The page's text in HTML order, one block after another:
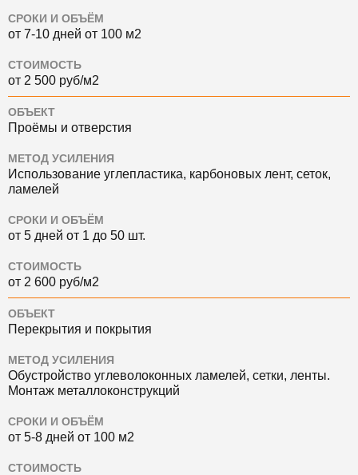
СРОКИ И ОБЪЁМ
от 7-10 дней от 100 м2
СТОИМОСТЬ
от 2 500 руб/м2
ОБЪЕКТ
Проёмы и отверстия
МЕТОД УСИЛЕНИЯ
Использование углепластика, карбоновых лент, сеток,
ламелей
СРОКИ И ОБЪЁМ
от 5 дней от 1 до 50 шт.
СТОИМОСТЬ
от 2 600 руб/м2
ОБЪЕКТ
Перекрытия и покрытия
МЕТОД УСИЛЕНИЯ
Обустройство углеволоконных ламелей, сетки, ленты.
Монтаж металлоконструкций
СРОКИ И ОБЪЁМ
от 5-8 дней от 100 м2
СТОИМОСТЬ